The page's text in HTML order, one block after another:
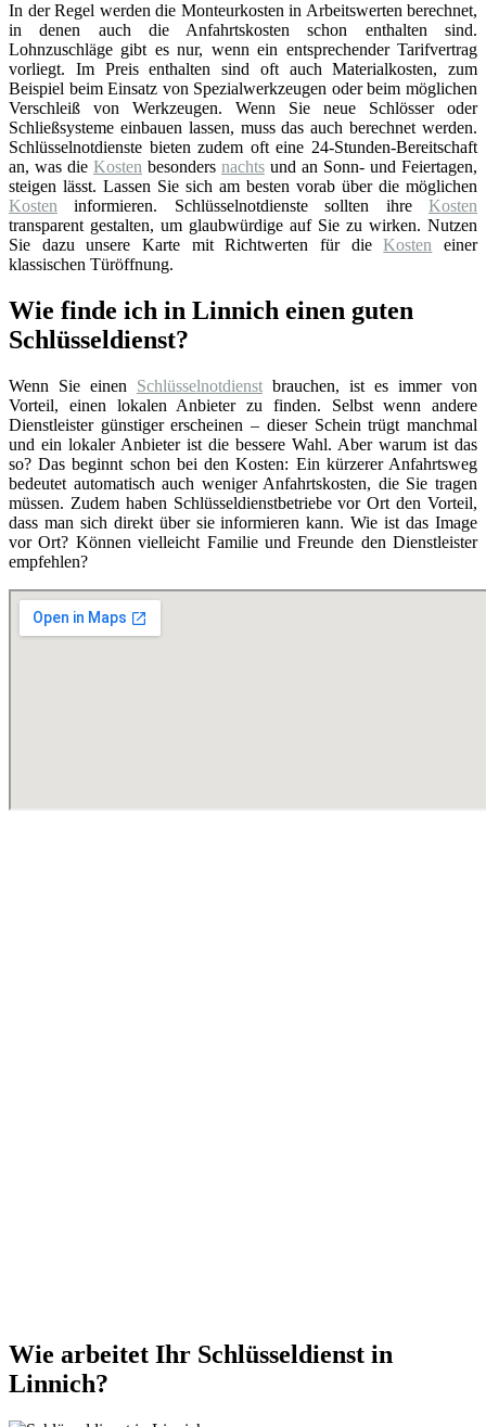
In der Regel werden die Monteurkosten in Arbeitswerten berechnet,
in denen auch die Anfahrtskosten schon enthalten sind.
Lohnzuschläge gibt es nur, wenn ein entsprechender Tarifvertrag
vorliegt. Im Preis enthalten sind oft auch Materialkosten, zum
Beispiel beim Einsatz von Spezialwerkzeugen oder beim möglichen
Verschleiß von Werkzeugen. Wenn Sie neue Schlösser oder
Schließsysteme einbauen lassen, muss das auch berechnet werden.
Schlüsselnotdienste bieten zudem oft eine 24-Stunden-Bereitschaft
an, was die Kosten besonders nachts und an Sonn- und Feiertagen,
steigen lässt. Lassen Sie sich am besten vorab über die möglichen
Kosten informieren. Schlüsselnotdienste sollten ihre Kosten
transparent gestalten, um glaubwürdige auf Sie zu wirken. Nutzen
Sie dazu unsere Karte mit Richtwerten für dieKosten einer
klassischen Türöffnung.
Wie finde ich in Linnich einen guten
Schlüsseldienst?
Wenn Sie einen Schlüsselnotdienst brauchen, ist es immer von
Vorteil, einen lokalen Anbieter zu finden. Selbst wenn andere
Dienstleister günstiger erscheinen – dieser Schein trügt manchmal
und ein lokaler Anbieter ist die bessere Wahl. Aber warum ist das
so? Das beginnt schon bei den Kosten: Ein kürzerer Anfahrtsweg
bedeutet automatisch auch weniger Anfahrtskosten, die Sie tragen
müssen. Zudem haben Schlüsseldienstbetriebe vor Ort den Vorteil,
dass man sich direkt über sie informieren kann. Wie ist das Image
vor Ort? Können vielleicht Familie und Freunde den Dienstleister
empfehlen?
Wie arbeitet Ihr Schlüsseldienst in
Linnich?